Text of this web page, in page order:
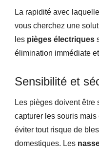
La rapidité avec
vous cherchez une
les pièges électriques
élimination immédiate
Sensibilité et
Les pièges doivent être
capturer les souris
éviter tout risque de
domestiques. Les